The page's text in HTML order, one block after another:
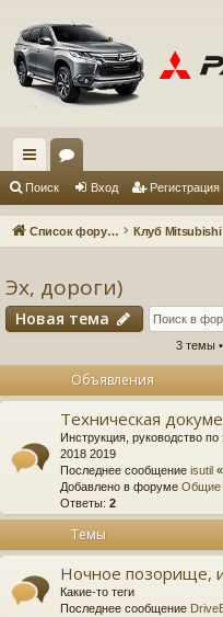
с
ы
и
ум
Поиск Вход Регистрация
Список форумов
Эх, дороги)
Новая тема
3 темы
Объявления
Техническая
Инструкция, руководство
2018 2019
Последнее сообщение isutil «
Добавлено в форуме Общие
Ответы: 2
Темы
Ночное позорище,
Какие-то теги
Последнее сообщение